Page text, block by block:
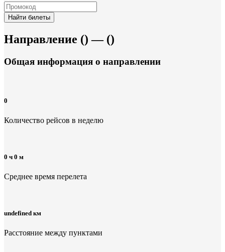
Найти билеты
Направление () — ()
Общая информация о направлении
0
Количество рейсов в неделю
0 ч 0 м
Среднее время перелета
undefined км
Расстояние между пунктами